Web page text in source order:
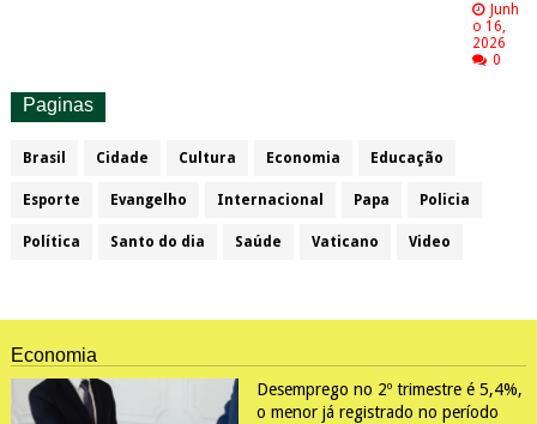
Junh
o 16,
2026
0
Paginas
Brasil Cidade Cultura Economia Educação
Esporte Evangelho Internacional Papa Policia
Política Santo do dia Saúde Vaticano Video
Economia
Desemprego no 2º trimestre é 5,4%,
o menor já registrado no período